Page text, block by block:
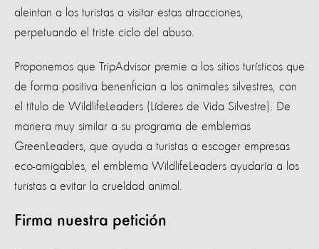
aleintan a los turistas a visitar estas atracciones,
perpetuando el triste ciclo del abuso.
Proponemos que TripAdvisor premie a los sitios turísticos que
de forma positiva benenfician a los animales silvestres, con
el título de WildlifeLeaders (Líderes de Vida Silvestre). De
manera muy similar a su programa de emblemas
GreenLeaders, que ayuda a turistas a escoger empresas
eco-amigables, el emblema WildlifeLeaders ayudaría a los
turistas a evitar la crueldad animal.
Firma nuestra petición